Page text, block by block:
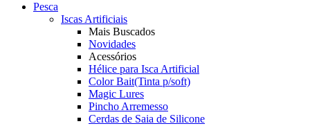
Pesca
Iscas Artificiais
Mais Buscados
Novidades
Acessórios
Hélice para Isca Artificial
Color Bait(Tinta p/soft)
Magic Lures
Pincho Arremesso
Cerdas de Saia de Silicone